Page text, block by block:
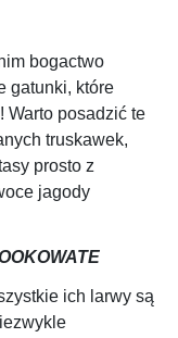
bogactwo
gatunki, które
Warto posadzić te
truskawek,
prosto z
jagody
ich larwy są